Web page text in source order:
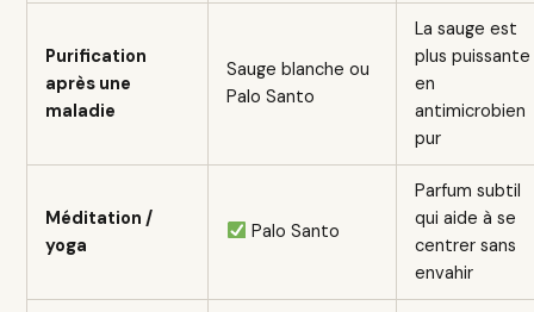
Purification
après une
maladie
Sauge blanche ou
Palo Santo
La sauge est
plus puissante
en
antimicrobien
pur
Méditation /
yoga
Palo Santo
Parfum subtil
qui aide à se
centrer sans
envahir